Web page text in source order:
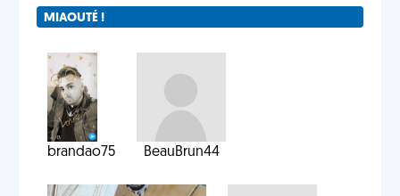
MIAOUTÉ !
brandao75 BeauBrun44